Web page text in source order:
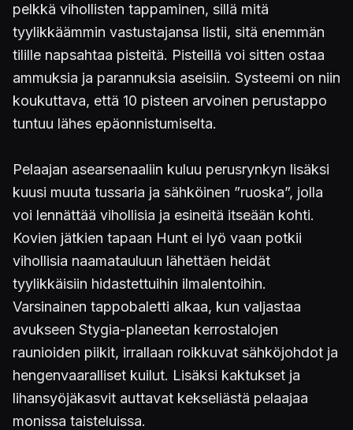
pelkkä vihollisten tappaminen, sillä mitä
tyylikkäämmin vastustajansa listii, sitä enemmän
tilille napsahtaa pisteitä. Pisteillä voi sitten ostaa
ammuksia ja parannuksia aseisiin. Systeemi on niin
koukuttava, että 10 pisteen arvoinen perustappo
tuntuu lähes epäonnistumiselta.
Pelaajan asearsenaaliin kuluu perusrynkyn lisäksi
kuusi muuta tussaria ja sähköinen ”ruoska”, jolla
voi lennättää vihollisia ja esineitä itseään kohti.
Kovien jätkien tapaan Hunt ei lyö vaan potkii
vihollisia naamatauluun lähettäen heidät
tyylikkäisiin hidastettuihin ilmalentoihin.
Varsinainen tappobaletti alkaa, kun valjastaa
avukseen Stygia-planeetan kerrostalojen
raunioiden piikit, irrallaan roikkuvat sähköjohdot ja
hengenvaaralliset kuilut. Lisäksi kaktukset ja
lihansyöjäkasvit auttavat kekseliästä pelaajaa
monissa taisteluissa.